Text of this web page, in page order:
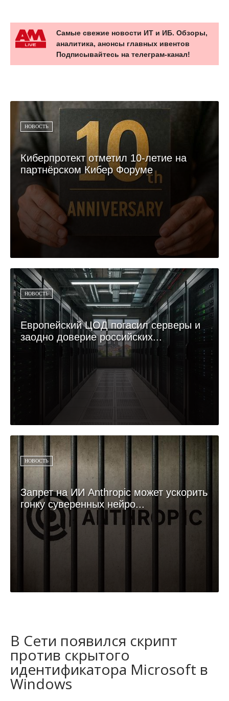
Самые свежие новости ИТ и ИБ. Обзоры,
аналитика, анонсы главных ивентов
Подписывайтесь на телеграм-канал!
НОВОСТЬ
Киберпротект отметил 10-летие на
партнёрском Кибер Форуме
НОВОСТЬ
Европейский ЦОД погасил серверы и
заодно доверие российских...
НОВОСТЬ
Запрет на ИИ Anthropic может ускорить
гонку суверенных нейро...
В Сети появился скрипт
против скрытого
идентификатора Microsoft в
Windows